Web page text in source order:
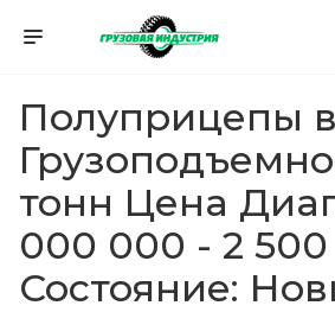
Полуприцепы
тонн Цена
000 000 - 2
Состояние: